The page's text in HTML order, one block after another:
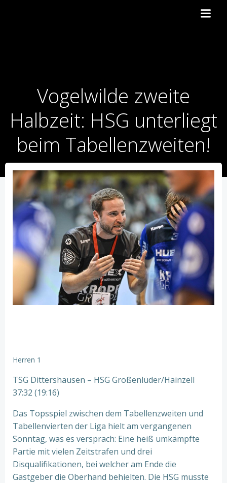
Vogelwilde zweite
Halbzeit: HSG unterliegt
beim Tabellenzweiten!
Herren 1
TSG Dittershausen – HSG Großenlüder/Hainzell
37:32 (19:16)
Das Topsspiel zwischen dem Tabellenzweiten und
Tabellenvierten der Liga hielt am vergangenen
Sonntag, was es versprach: Eine heiß umkämpfte
Partie mit vielen Zeitstrafen und drei
Disqualifikationen, bei welcher am Ende die
Gastgeber die Oberhand behielten. Die HSG musste